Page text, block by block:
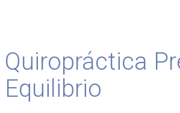
Quiropráctica
Equilibrio